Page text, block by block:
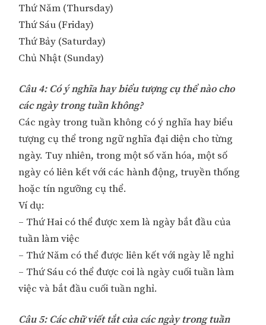
Thứ Năm (Thursday)
Thứ Sáu (Friday)
Thứ Bảy (Saturday)
Chủ Nhật (Sunday)
Câu 4: Có ý nghĩa hay biểu tượng cụ thể nào cho
các ngày trong tuần không?
Các ngày trong tuần không có ý nghĩa hay biểu
tượng cụ thể trong ngữ nghĩa đại diện cho từng
ngày. Tuy nhiên, trong một số văn hóa, một số
ngày có liên kết với các hành động, truyền thống
hoặc tín ngưỡng cụ thể.
Ví dụ:
– Thứ Hai có thể được xem là ngày bắt đầu của
tuần làm việc
– Thứ Năm có thể được liên kết với ngày lễ nghỉ
– Thứ Sáu có thể được coi là ngày cuối tuần làm
việc và bắt đầu cuối tuần nghỉ.
Câu 5: Các chữ viết tắt của các ngày trong tuần